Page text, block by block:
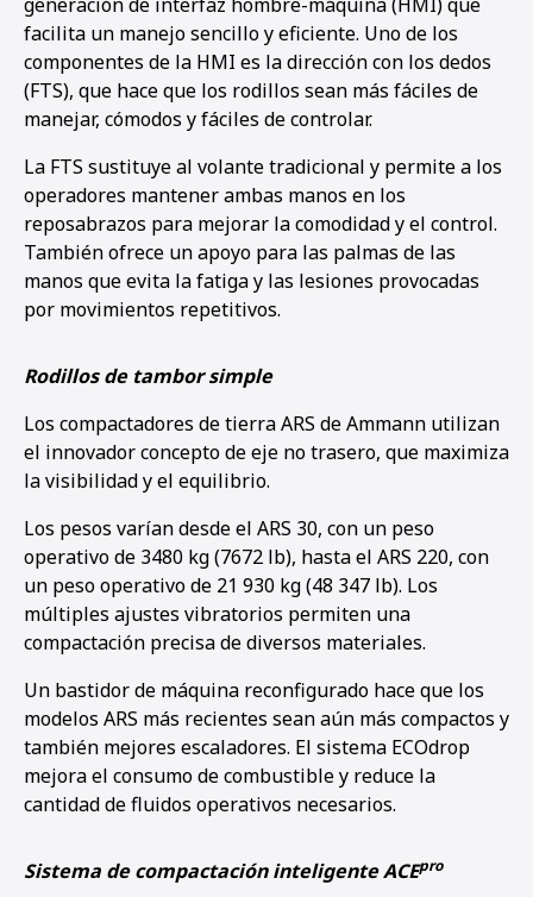
facilita un manejo sencillo y eficiente. Uno de los
componentes de la HMI es la dirección con los dedos
(FTS), que hace que los rodillos sean más fáciles de
manejar, cómodos y fáciles de controlar.
La FTS sustituye al volante tradicional y permite a los
operadores mantener ambas manos en los
reposabrazos para mejorar la comodidad y el control.
También ofrece un apoyo para las palmas de las
manos que evita la fatiga y las lesiones provocadas
por movimientos repetitivos.
Rodillos de tambor simple
Los compactadores de tierra ARS de Ammann utilizan
el innovador concepto de eje no trasero, que maximiza
la visibilidad y el equilibrio.
Los pesos varían desde el ARS 30, con un peso
operativo de 3480 kg (7672 lb), hasta el ARS 220, con
un peso operativo de 21 930 kg (48 347 lb). Los
múltiples ajustes vibratorios permiten una
compactación precisa de diversos materiales.
Un bastidor de máquina reconfigurado hace que los
modelos ARS más recientes sean aún más compactos y
también mejores escaladores. El sistema ECOdrop
mejora el consumo de combustible y reduce la
cantidad de fluidos operativos necesarios.
Sistema de compactación inteligente ACEpro